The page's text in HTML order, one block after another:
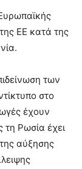
ΕΕ κατά της
των
στο
έχουν
τη Ρωσία έχει
αύξησης